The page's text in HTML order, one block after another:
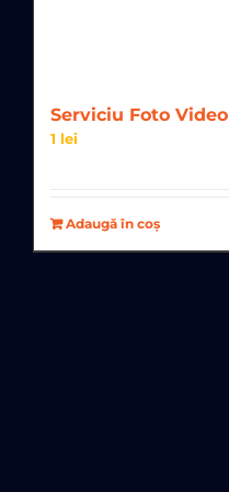
Serviciu Foto Video
1 lei
Adaugă în coș